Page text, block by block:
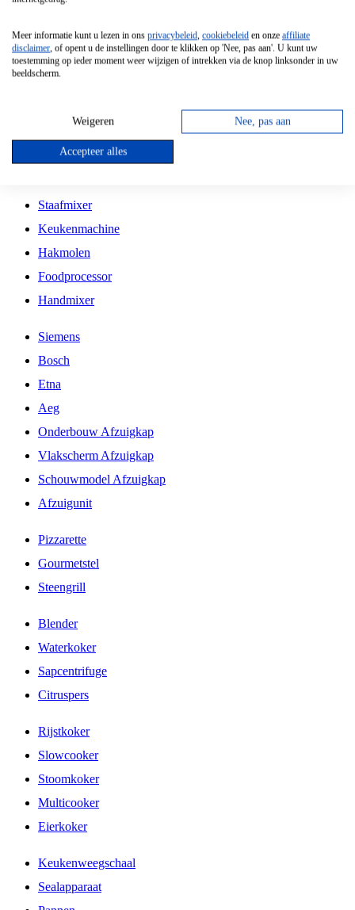
Vrijstaande Magnetron
Vrijstaande Kookplaat
Inbouw Gaskookplaat
Inbouw Keramische Kookplaat
Kookplaat Accessoires
Staafmixer
Keukenmachine
Hakmolen
Foodprocessor
Handmixer
Siemens
Bosch
Etna
Aeg
Onderbouw Afzuigkap
Vlakscherm Afzuigkap
Schouwmodel Afzuigkap
Afzuigunit
Pizzarette
Gourmetstel
Steengrill
Blender
Waterkoker
Sapcentrifuge
Citruspers
Rijstkoker
Slowcooker
Stoomkoker
Multicooker
Eierkoker
Keukenweegschaal
Sealapparaat
Meer informatie kunt u lezen in ons privacybeleid, cookiebeleid en onze affiliate
disclaimer, of opent u de instellingen door te klikken op 'Nee, pas aan'. U kunt uw
toestemming op ieder moment weer wijzigen of intrekken via de knop linksonder in uw
beeldscherm.
Weigeren Nee, pas aan
Accepteer alles